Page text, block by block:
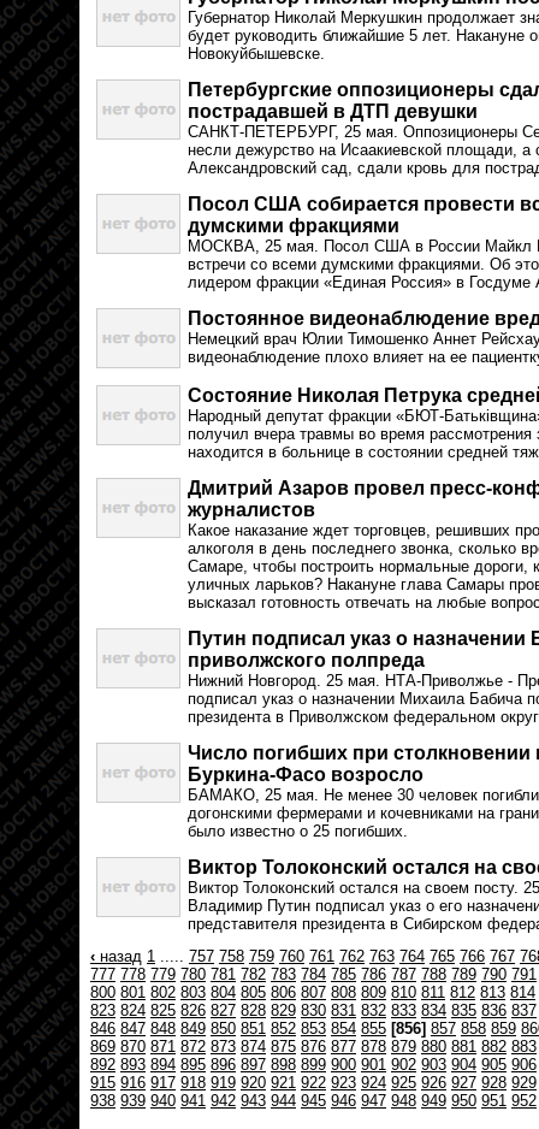
Губернатор Николай Меркушкин продолжает
будет руководить ближайшие 5 лет. Накануне
Новокуйбышевске.
Петербургские оппозиционеры
пострадавшей в ДТП девушки
САНКТ-ПЕТЕРБУРГ, 25 мая. Оппозиционеры
несли дежурство на Исаакиевской площади, а
Александровский сад, сдали кровь для
Посол США собирается провести
думскими фракциями
МОСКВА, 25 мая. Посол США в России Майкл
встречи со всеми думскими фракциями. Об
лидером фракции «Единая Россия» в
Постоянное видеонаблюдение
Немецкий врач Юлии Тимошенко Аннет
видеонаблюдение плохо влияет на ее
Состояние Николая Петрука
Народный депутат фракции «БЮТ-
получил вчера травмы во время рассмотрения
находится в больнице в состоянии средней
Дмитрий Азаров провел пресс-
журналистов
Какое наказание ждет торговцев, решивших
алкоголя в день последнего звонка, сколько
Самаре, чтобы построить нормальные дороги,
уличных ларьков? Накануне глава Самары
высказал готовность отвечать на любые
Путин подписал указ о назначении
приволжского полпреда
Нижний Новгород. 25 мая. НТА-Приволжье -
подписал указ о назначении Михаила Бабича
президента в Приволжском федеральном
Число погибших при столкновении
Буркина-Фасо возросло
БАМАКО, 25 мая. Не менее 30 человек
догонскими фермерами и кочевниками на
было известно о 25 погибших.
Виктор Толоконский остался на
Виктор Толоконский остался на своем посту.
Владимир Путин подписал указ о его
представителя президента в Сибирском
‹ назад 1 ..... 757 758 759 760 761 762 763 764 765 766 767
777 778 779 780 781 782 783 784 785 786 787 788 789 790 791
800 801 802 803 804 805 806 807 808 809 810 811 812 813 814
823 824 825 826 827 828 829 830 831 832 833 834 835 836 837
846 847 848 849 850 851 852 853 854 855 [856] 857 858 859
869 870 871 872 873 874 875 876 877 878 879 880 881 882 883
892 893 894 895 896 897 898 899 900 901 902 903 904 905 906
915 916 917 918 919 920 921 922 923 924 925 926 927 928 929
938 939 940 941 942 943 944 945 946 947 948 949 950 951 952